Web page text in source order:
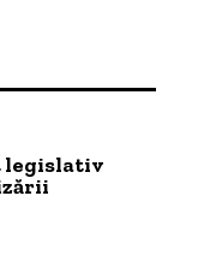
legislativ